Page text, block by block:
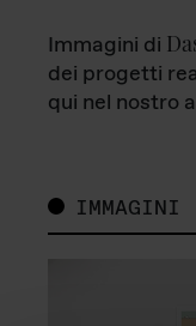
Immagini di
dei progetti
qui nel nostro
IMMAGINI